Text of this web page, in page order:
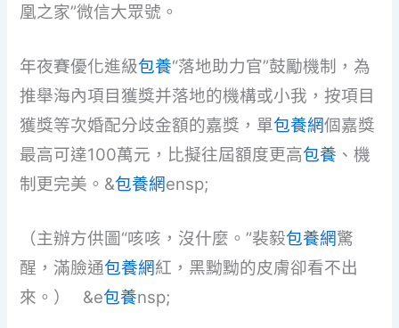
凰之家”微信大眾號。
年夜賽優化進級包養“落地助力官”鼓勵機制，為
推舉海內項目獲獎并落地的機構或小我，按項目
獲獎等次婚配分歧金額的嘉獎，單包養網個嘉獎
最高可達100萬元，比擬往屆額度更高包養 、機
制更完美。&包養網ensp;
（主辦方供圖“咳咳，沒什麼。”裴毅包養網驚
醒，滿臉通包養網紅，黑黝黝的皮膚卻看不出
來。） &e包養nsp;